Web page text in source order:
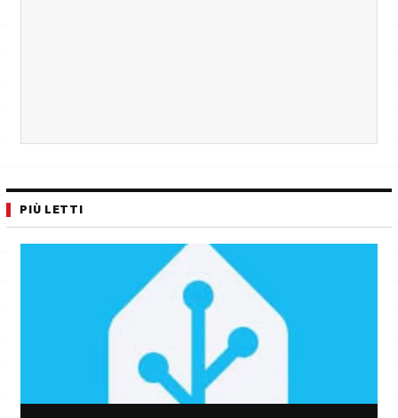
PIÙ LETTI